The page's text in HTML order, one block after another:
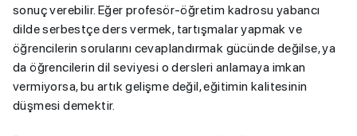
sonuç verebilir. Eğer profesör-öğretim kadrosu yabancı
dilde serbestçe ders vermek, tartışmalar yapmak ve
öğrencilerin sorularını cevaplandırmak gücünde değilse, ya
da öğrencilerin dil seviyesi o dersleri anlamaya imkan
vermiyorsa, bu artık gelişme değil, eğitimin kalitesinin
düşmesi demektir.